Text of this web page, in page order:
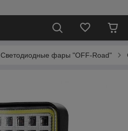
Светодиодные фары "OFF-Road"